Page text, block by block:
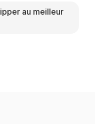
au meilleur